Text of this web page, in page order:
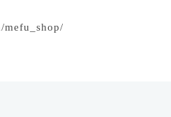
mefu_shop/